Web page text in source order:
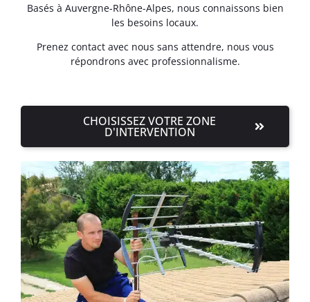
Basés à Auvergne-Rhône-Alpes, nous connaissons bien
les besoins locaux.
Prenez contact avec nous sans attendre, nous vous
répondrons avec professionnalisme.
CHOISISSEZ VOTRE ZONE
D'INTERVENTION